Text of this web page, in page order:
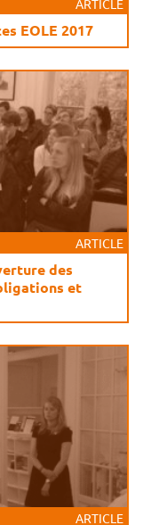
ARTICLE
EOLE 2017
ARTICLE
des
et
ARTICLE